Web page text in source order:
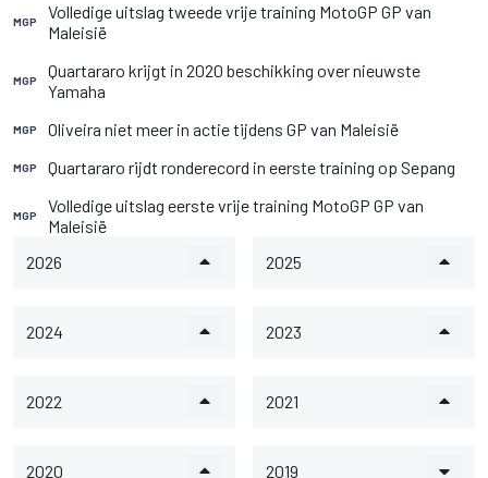
MGP
Volledige uitslag tweede vrije training MotoGP GP van
Maleisië
MGP
Quartararo krijgt in 2020 beschikking over nieuwste
Yamaha
MGP Oliveira niet meer in actie tijdens GP van Maleisië
MGP Quartararo rijdt ronderecord in eerste training op Sepang
MGP
Volledige uitslag eerste vrije training MotoGP GP van
Maleisië
2026
2025
2024 2023
2022 2021
2020 2019